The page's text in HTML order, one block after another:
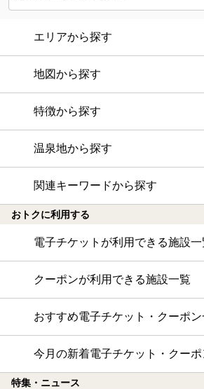
エリアから探す
地図から探す
特徴から探す
温泉地から探す
関連キーワードから探す
おトクに利用する
電子チケットが利用できる施設一
クーポンが利用できる施設一覧
おすすめ電子チケット・クーポン
今月の新着電子チケット・クーポ
特集・ニュース